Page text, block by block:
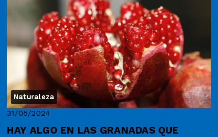
Naturaleza
31/05/2024
HAY ALGO EN LAS GRANADAS QUE